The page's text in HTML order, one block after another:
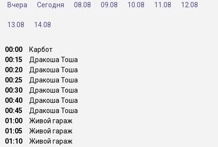
Вчера Сегодня 08.08 09.08 10.08 11.08 12.08
13.08 14.08
00:00
Карбот
00:15
Дракоша Тоша
00:20
Дракоша Тоша
00:25
Дракоша Тоша
00:30
Дракоша Тоша
00:40
Дракоша Тоша
00:45
Дракоша Тоша
01:00
Живой гараж
01:05
Живой гараж
01:10
Живой гараж